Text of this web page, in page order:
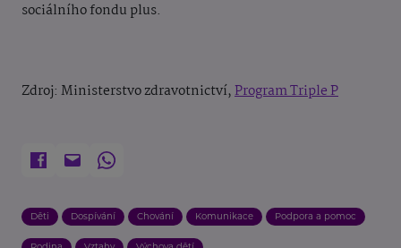
sociálního fondu plus.
Zdroj: Ministerstvo zdravotnictví,Program Triple P
Děti Dospívání Chování Komunikace Podpora a pomoc